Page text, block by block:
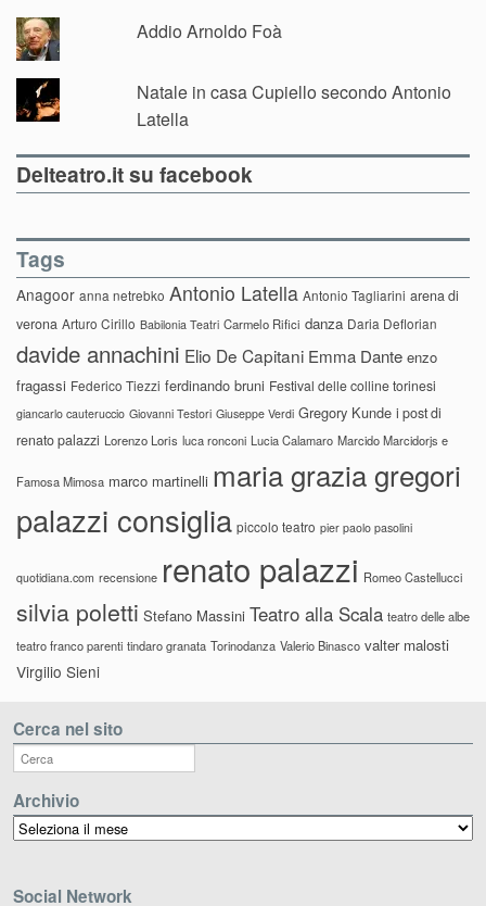
Addio Arnoldo Foà
Natale in casa Cupiello secondo Antonio
Latella
Delteatro.it su facebook
Tags
Anagoor anna netrebko Antonio Latella Antonio Tagliarini arena di
verona Arturo Cirillo Babilonia Teatri Carmelo Rifici danza Daria Deflorian
davide annachini Elio De Capitani Emma Dante enzo
fragassi Federico Tiezzi ferdinando bruni Festival delle colline torinesi
giancarlo cauteruccio Giovanni Testori Giuseppe Verdi Gregory Kunde i post di
renato palazzi Lorenzo Loris luca ronconi Lucia Calamaro Marcido Marcidorjs e
Famosa Mimosa marco martinelli maria grazia gregori
palazzi consiglia piccolo teatro pier paolo pasolini
quotidiana.com recensione renato palazzi Romeo Castellucci
silvia poletti Stefano Massini Teatro alla Scala teatro delle albe
teatro franco parenti tindaro granata Torinodanza Valerio Binasco valter malosti
Virgilio Sieni
Cerca nel sito
Archivio
Archivio
Social Network